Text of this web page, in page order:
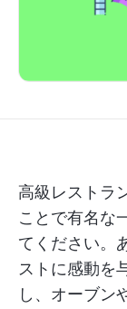
高級レストラ
ことで有名な
てください。
ストに感動を
し、オーブン